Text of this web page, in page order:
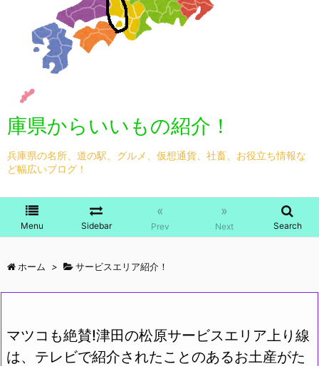
庫県からいいもの紹介！
兵庫県の名所、道の駅、グルメ、仮想通貨、社畜、お役立ち情報な
ど幅広いブログ！
Menu Sidebar
«
Prev
»
Next Search
ホーム > サービスエリア紹介！
マツコも絶賛!津田の松原サービスエリア上り線
は、テレビで紹介されたことのあるお土産がた